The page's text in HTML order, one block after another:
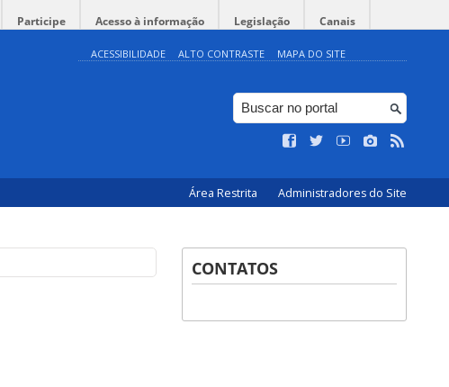
Participe Acesso à informação Legislação Canais
ACESSIBILIDADE ALTO CONTRASTE MAPA DO SITE
Área Restrita Administradores do Site
CONTATOS